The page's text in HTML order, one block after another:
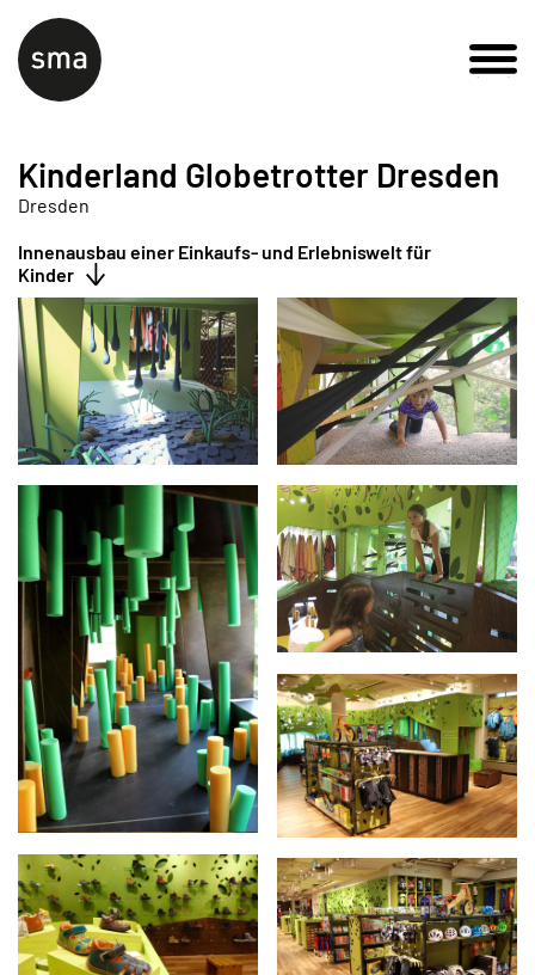
Kinderland Globetrotter Dresden
Dresden
Innenausbau einer Einkaufs- und Erlebniswelt für
Kinder